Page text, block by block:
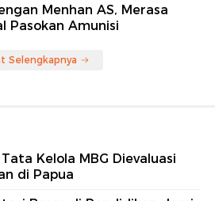
Menhan AS, Merasa
Pasokan Amunisi
Selengkapnya
Kelola MBG Dievaluasi
di Papua